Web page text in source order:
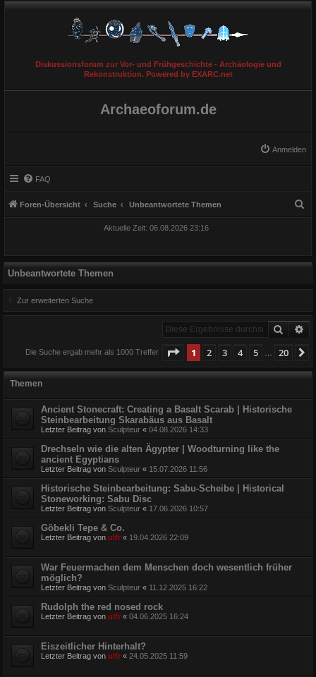
Diskussionsforum zur Vor- und Frühgeschichte - Archäologie und
Rekonstruktion. Powered by EXARC.net
Archaeoforum.de
Anmelden
FAQ
Foren-Übersicht Suche Unbeantwortete Themen
Aktuelle Zeit: 06.08.2026 23:16
Unbeantwortete Themen
Zur erweiterten Suche
Suche
Die Suche ergab mehr als 1000 Treffer Seite 1von 20
1 2 3 4 5 20
Themen
Ancient Stonecraft: Creating a Basalt Scarab | Historische
Steinbearbeitung Skarabäus aus Basalt
Letzter Beitrag von Sculpteur « 04.08.2026 14:33
Drechseln wie die alten Ägypter | Woodturning like the
ancient Egyptians
Letzter Beitrag von Sculpteur « 15.07.2026 11:56
Historische Steinbearbeitung: Sabu-Scheibe | Historical
Stoneworking: Sabu Disc
Letzter Beitrag von Sculpteur « 17.06.2026 10:57
Göbekli Tepe & Co.
Letzter Beitrag von ulfr « 19.04.2026 22:09
War Feuermachen dem Menschen doch wesentlich früher
möglich?
Letzter Beitrag von Sculpteur « 11.12.2025 16:22
Rudolph the red nosed rock
Letzter Beitrag von ulfr « 04.06.2025 16:24
Eiszeitlicher Hinterhalt?
Letzter Beitrag von ulfr « 24.05.2025 11:59